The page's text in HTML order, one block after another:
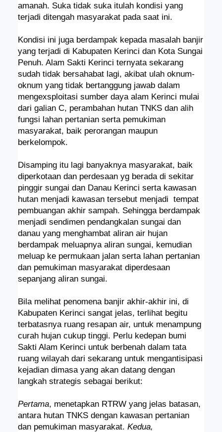
amanah. Suka tidak suka itulah kondisi yang
terjadi ditengah masyarakat pada saat ini.
Kondisi ini juga berdampak kepada masalah banjir
yang terjadi di Kabupaten Kerinci dan Kota Sungai
Penuh. Alam Sakti Kerinci ternyata sekarang
sudah tidak bersahabat lagi, akibat ulah oknum-
oknum yang tidak bertanggung jawab dalam
mengexsploitasi sumber daya alam Kerinci mulai
dari galian C, perambahan hutan TNKS dan alih
fungsi lahan pertanian serta pemukiman
masyarakat, baik perorangan maupun
berkelompok.
Disamping itu lagi banyaknya masyarakat, baik
diperkotaan dan perdesaan yg berada di sekitar
pinggir sungai dan Danau Kerinci serta kawasan
hutan menjadi kawasan tersebut menjadi tempat
pembuangan akhir sampah. Sehingga berdampak
menjadi sendimen pendangkalan sungai dan
danau yang menghambat aliran air hujan
berdampak meluapnya aliran sungai, kemudian
meluap ke permukaan jalan serta lahan pertanian
dan pemukiman masyarakat diperdesaan
sepanjang aliran sungai.
Bila melihat penomena banjir akhir-akhir ini, di
Kabupaten Kerinci sangat jelas, terlihat begitu
terbatasnya ruang resapan air, untuk menampung
curah hujan cukup tinggi. Perlu kedepan bumi
Sakti Alam Kerinci untuk berbenah dalam tata
ruang wilayah dari sekarang untuk mengantisipasi
kejadian dimasa yang akan datang dengan
langkah strategis sebagai berikut:
Pertama, menetapkan RTRW yang jelas batasan,
antara hutan TNKS dengan kawasan pertanian
dan pemukiman masyarakat. Kedua,